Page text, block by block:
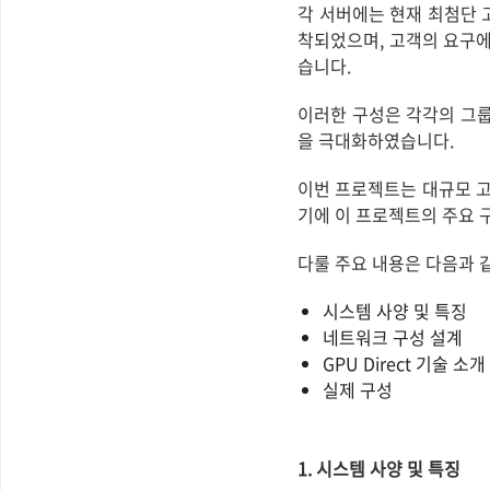
각 서버에는 현재 최첨
착되었으며, 고객의 요
습니다.
이러한 구성은 각각의 그
을 극대화하였습니다.
이번 프로젝트는 대규모
기에 이 프로젝트의 주요
다룰 주요 내용은 다음과
시스템 사양 및 특징
네트워크 구성 설계
GPU Direct 기술 소개
실제 구성
1. 시스템 사양 및 특징